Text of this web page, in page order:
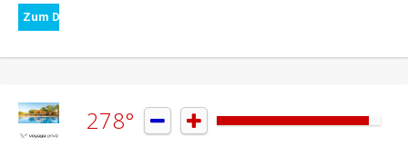
Zum Deal
278°  